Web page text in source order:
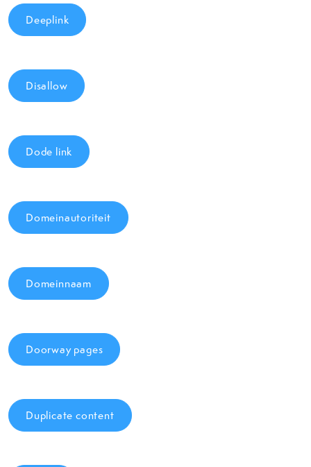
Deeplink
Disallow
Dode link
Domeinautoriteit
Domeinnaam
Doorway pages
Duplicate content